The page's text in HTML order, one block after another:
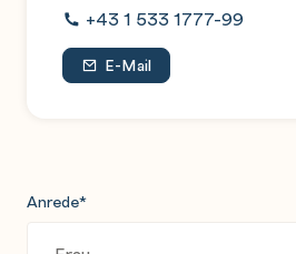
+43 1 533 1777-99
E-Mail
Anrede*